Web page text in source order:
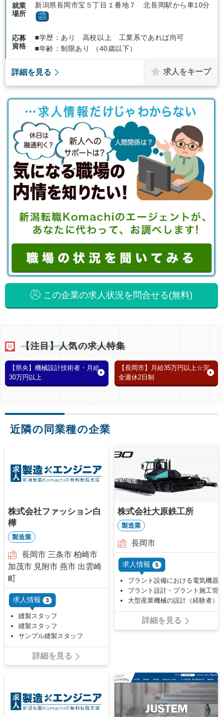
就業
場所
新潟県長岡市宝５丁目１番地７ 北長岡駅から車10分
応募
資格
■学歴：あり 高校以上 工業系であれば尚可
■年齢：制限あり （40歳以下）
詳細を見る 求人をキープ
この企業の求人状況を問合せる(無料)
【注目】人気の求人特集
【県央】機械設計技術者・月給
30万円以上
【長岡市】月給35万円以上☆完
全週休2日制
近隣の同業種の企業
株式会社ファッション白
樺
製造業
長岡市 三条市 柏崎市
加茂市 見附市 燕市 出雲崎
町
求人情報 3
縫製スタッフ
縫製スタッフ
サンプル縫製スタッフ
詳細を見る
株式会社大原鉄工所
製造業
長岡市
求人情報 5
プラント設備における電気機器
プラント設計・プラント施工管
大型産業機械の設計（経験者）
詳細を見る